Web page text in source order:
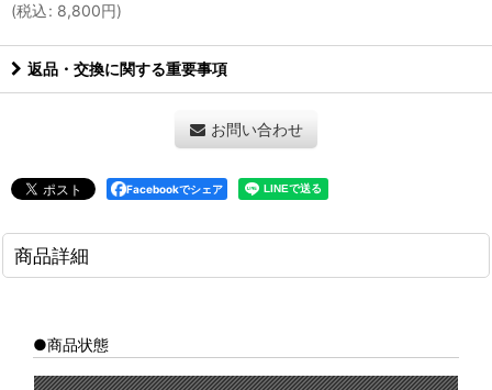
(税込: 8,800円)
返品・交換に関する重要事項
お問い合わせ
Facebookでシェア
商品詳細
●商品状態